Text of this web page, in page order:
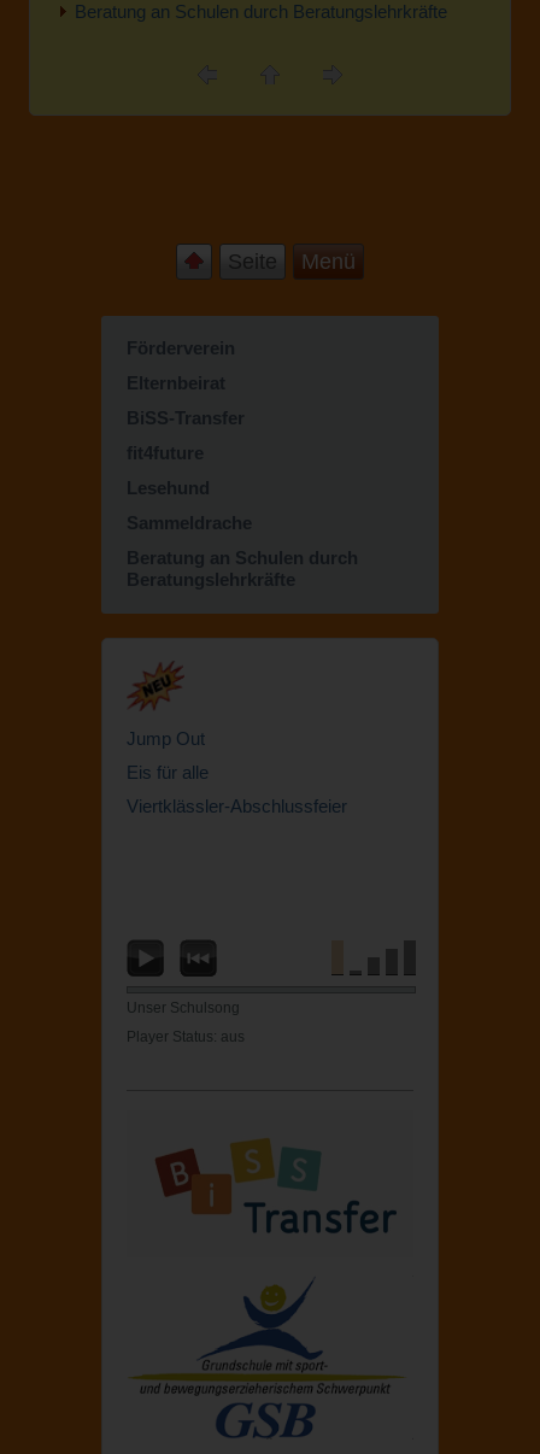
Beratung an Schulen durch Beratungslehrkräfte
Seite Menü
Förderverein
Elternbeirat
BiSS-Transfer
fit4future
Lesehund
Sammeldrache
Beratung an Schulen durch
Beratungslehrkräfte
Jump Out
Eis für alle
Viertklässler-Abschlussfeier
Unser Schulsong
Player Status: aus